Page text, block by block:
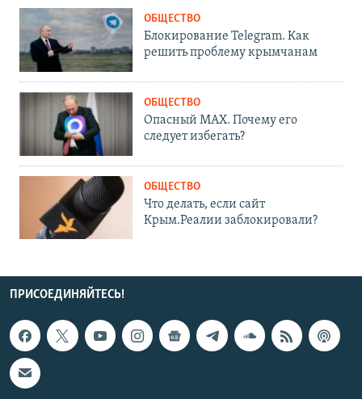
ОБЩЕСТВО
Блокирование Telegram. Как
решить проблему крымчанам
ОБЩЕСТВО
Опасный MAX. Почему его
следует избегать?
ОБЩЕСТВО
Что делать, если сайт
Крым.Реалии заблокировали?
ПРИСОЕДИНЯЙТЕСЬ!